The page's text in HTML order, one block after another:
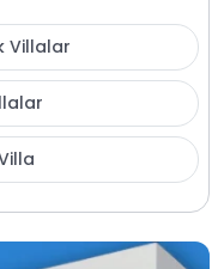
Villalar